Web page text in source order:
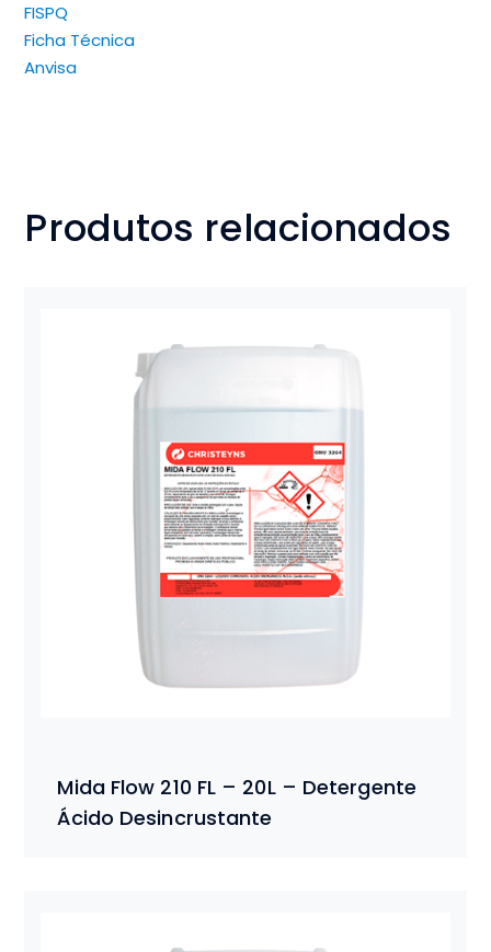
FISPQ
Ficha Técnica
Anvisa
Produtos relacionados
Mida Flow 210 FL – 20L – Detergente
Ácido Desincrustante